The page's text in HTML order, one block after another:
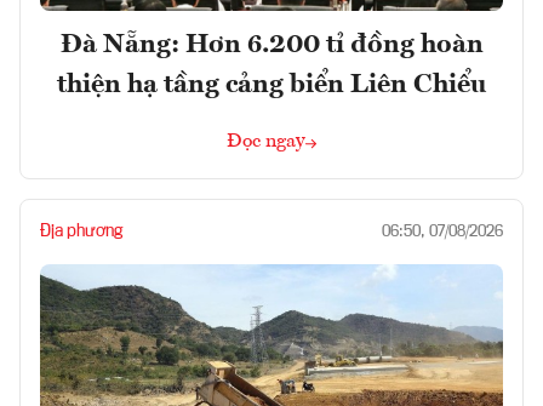
Đà Nẵng: Hơn 6.200 tỉ đồng hoàn
thiện hạ tầng cảng biển Liên Chiểu
Đọc ngay
Địa phương 06:50, 07/08/2026